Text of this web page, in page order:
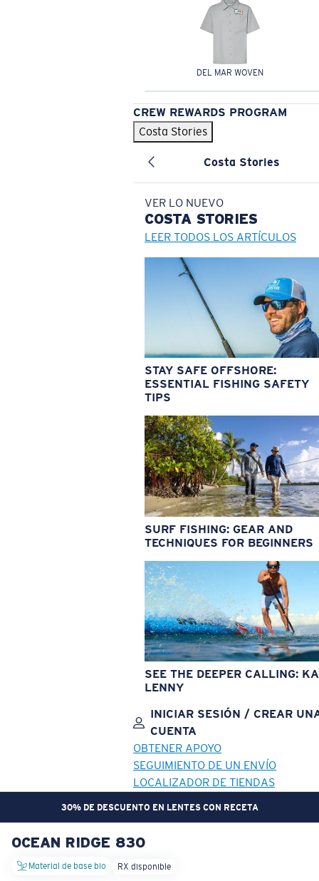
DEL MAR WOVEN
CREW REWARDS PROGRAM
Costa Stories
Costa Stories
VER LO NUEVO
COSTA STORIES
LEER TODOS LOS ARTÍCULOS
STAY SAFE OFFSHORE:
ESSENTIAL FISHING SAFETY
TIPS
SURF FISHING: GEAR AND
TECHNIQUES FOR BEGINNERS
SEE THE DEEPER CALLING:
LENNY
INICIAR SESIÓN / CREAR
CUENTA
OBTENER APOYO
SEGUIMIENTO DE UN ENVÍO
LOCALIZADOR DE TIENDAS
30% DE DESCUENTO EN LENTES CON RECETA
OBJETIVO ACTUALIZADO
OCEAN RIDGE 830
Material de base bio RX disponible